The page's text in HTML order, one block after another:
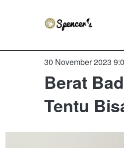
30 November 2023
Berat
Tentu